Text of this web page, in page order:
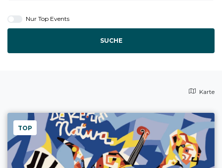
Nur Top Events
SUCHE
Karte
TOP